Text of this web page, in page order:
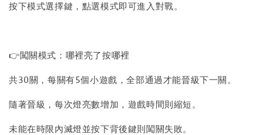
按下模式選擇鍵，點選模式即可進入對戰。
👉闖關模式：哪裡亮了按哪裡
共30關，每關有5個小遊戲，全部通過才能晉級下一關。
隨著晉級，每次燈亮數增加，遊戲時間則縮短。
未能在時限內滅燈並按下背後鍵則闖關失敗。